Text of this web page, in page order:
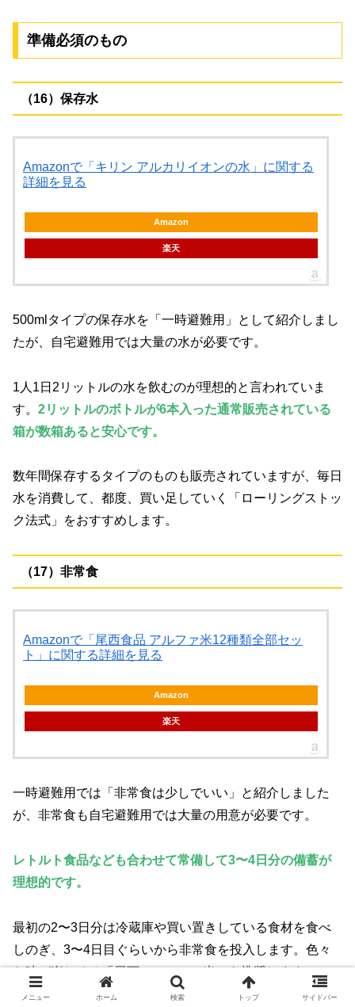
準備必須のもの
（16）保存水
Amazonで「キリン アルカリイオンの水」に関する
詳細を見る
Amazon
楽天
500mlタイプの保存水を「一時避難用」として紹介しまし
たが、自宅避難用では大量の水が必要です。
1人1日2リットルの水を飲むのが理想的と言われていま
す。 2リットルのボトルが6本入った通常販売されている
箱が数箱あると安心です。
数年間保存するタイプのものも販売されていますが、毎日
水を消費して、都度、買い足していく「ローリングストッ
ク法式」をおすすめします。
（17）非常食
Amazonで「尾西食品 アルファ米12種類全部セッ
ト」に関する詳細を見る
Amazon
楽天
一時避難用では「非常食は少しでいい」と紹介しました
が、非常食も自宅避難用では大量の用意が必要です。
レトルト食品なども合わせて常備して3〜4日分の備蓄が
理想的です。
最初の2〜3日分は冷蔵庫や買い置きしている食材を食べ
しのぎ、3〜4日目ぐらいから非常食を投入します。色々
な味が楽しめる「尾西のアルファ米」を推奨します。
メニュー ホーム 検索 トップ サイドバー